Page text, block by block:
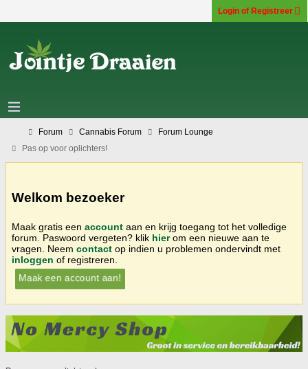
Login of Registreer
Forum Cannabis Forum
Forum Lounge
Pas op voor oplichters!
Welkom bezoeker
Maak gratis een account aan en krijg toegang tot het volledige
forum. Paswoord vergeten? klik hierom een nieuwe aan te
vragen. Neem contact op indien u problemen ondervindt met
inloggen of registreren.
Maak een account aan!